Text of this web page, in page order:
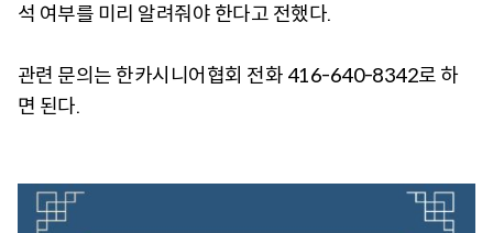
석 여부를 미리 알려줘야 한다고 전했다.
관련 문의는 한카시니어협회 전화 416-640-8342로 하
면 된다.